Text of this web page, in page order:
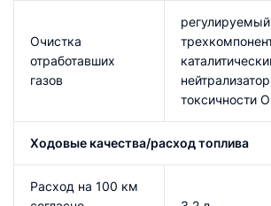
Очистка
отработавших
газов
регулируемый
токсичности
Ходовые качества/расход топлива
Расход на 100 км